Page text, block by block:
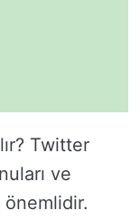
Twitter
ve